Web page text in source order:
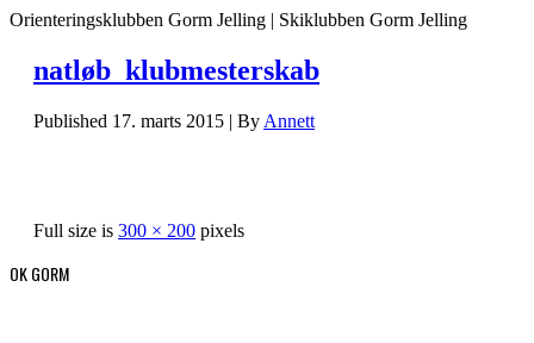
Orienteringsklubben Gorm Jelling | Skiklubben Gorm Jelling
natløb_klubmesterskab
Published 17. marts 2015 | By Annett
Full size is 300 × 200 pixels
OK GORM